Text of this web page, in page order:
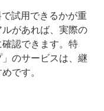
試用できるかが重
があれば、実際の
認できます。特
のサービスは、継
です。